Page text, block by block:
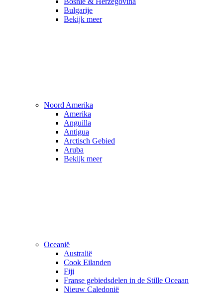
Bulgarije
Bekijk meer
Noord Amerika
Amerika
Anguilla
Antigua
Arctisch Gebied
Aruba
Bekijk meer
Oceanië
Australië
Cook Eilanden
Fiji
Franse gebiedsdelen in de Stille Oceaan
Nieuw Caledonië